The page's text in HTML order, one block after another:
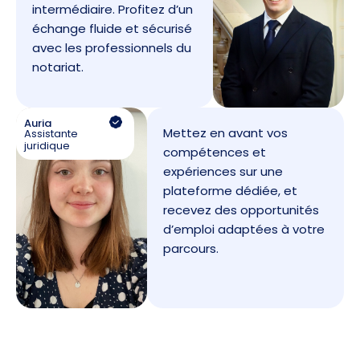
intermédiaire. Profitez d’un
échange fluide et sécurisé
avec les professionnels du
notariat.
Auria
Assistante
juridique
Mettez en avant vos
compétences et
expériences sur une
plateforme dédiée, et
recevez des opportunités
d’emploi adaptées à votre
parcours.